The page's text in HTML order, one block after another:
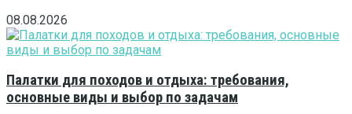
08.08.2026
Палатки для походов и отдыха: требования,
основные виды и выбор по задачам